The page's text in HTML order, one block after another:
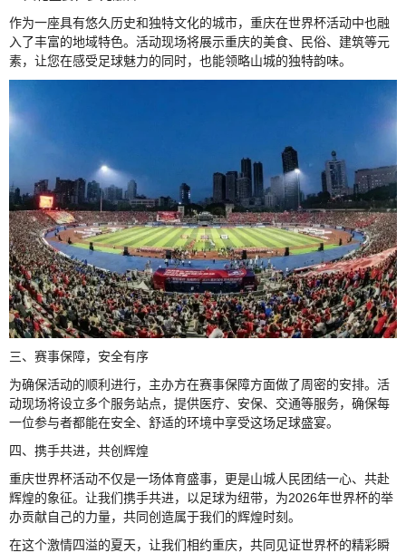
作为一座具有悠久历史和独特文化的城市，重庆在世界杯活动中也融
入了丰富的地域特色。活动现场将展示重庆的美食、民俗、建筑等元
素，让您在感受足球魅力的同时，也能领略山城的独特韵味。
三、赛事保障，安全有序
为确保活动的顺利进行，主办方在赛事保障方面做了周密的安排。活
动现场将设立多个服务站点，提供医疗、安保、交通等服务，确保每
一位参与者都能在安全、舒适的环境中享受这场足球盛宴。
四、携手共进，共创辉煌
重庆世界杯活动不仅是一场体育盛事，更是山城人民团结一心、共赴
辉煌的象征。让我们携手共进，以足球为纽带，为2026年世界杯的举
办贡献自己的力量，共同创造属于我们的辉煌时刻。
在这个激情四溢的夏天，让我们相约重庆，共同见证世界杯的精彩瞬